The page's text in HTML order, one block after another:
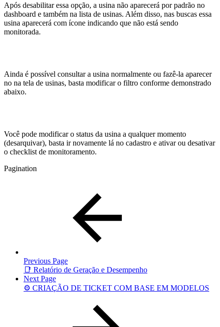
Após desabilitar essa opção, a usina não aparecerá por padrão no
dashboard e também na lista de usinas. Além disso, nas buscas essa
usina aparecerá com ícone indicando que não está sendo
monitorada.
Ainda é possível consultar a usina normalmente ou fazê-la aparecer
no na tela de usinas, basta modificar o filtro conforme demonstrado
abaixo.
Você pode modificar o status da usina a qualquer momento
(desarquivar), basta ir novamente lá no cadastro e ativar ou desativar
o checklist de monitoramento.
Pagination
Previous Page
📑 Relatório de Geração e Desempenho
Next Page
⚙️ CRIAÇÃO DE TICKET COM BASE EM MODELOS